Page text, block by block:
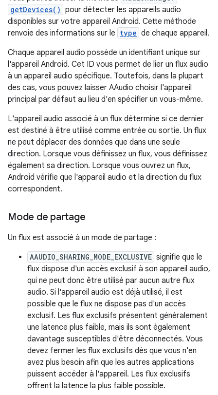
getDevices() pour détecter les appareils audio
disponibles sur votre appareil Android. Cette méthode
renvoie des informations sur le type de chaque appareil.
Chaque appareil audio possède un identifiant unique sur
l'appareil Android. Cet ID vous permet de lier un flux audio
à un appareil audio spécifique. Toutefois, dans la plupart
des cas, vous pouvez laisser AAudio choisir l'appareil
principal par défaut au lieu d'en spécifier un vous-même.
L'appareil audio associé à un flux détermine si ce dernier
est destiné à être utilisé comme entrée ou sortie. Un flux
ne peut déplacer des données que dans une seule
direction. Lorsque vous définissez un flux, vous définissez
également sa direction. Lorsque vous ouvrez un flux,
Android vérifie que l'appareil audio et la direction du flux
correspondent.
Mode de partage
Un flux est associé à un mode de partage :
AAUDIO_SHARING_MODE_EXCLUSIVE signifie que le
flux dispose d'un accès exclusif à son appareil audio,
qui ne peut donc être utilisé par aucun autre flux
audio. Si l'appareil audio est déjà utilisé, il est
possible que le flux ne dispose pas d'un accès
exclusif. Les flux exclusifs présentent généralement
une latence plus faible, mais ils sont également
davantage susceptibles d'être déconnectés. Vous
devez fermer les flux exclusifs dès que vous n'en
avez plus besoin afin que les autres applications
puissent accéder à l'appareil. Les flux exclusifs
offrent la latence la plus faible possible.